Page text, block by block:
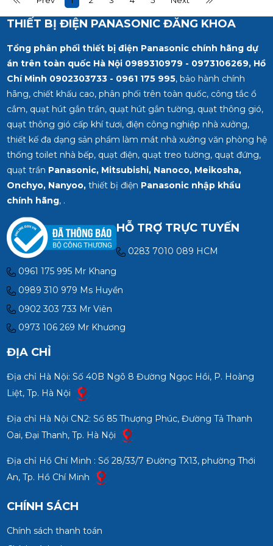
Màu ánh sáng: Ánh sáng
vàng 3000K Chất liệu:
chóa đèn nhựa trong
Góc chiếu: 110°
Chất liệu: Nhôm đúc
đèn thủy tinh trong Kích
thước: L125 x W125 x
H105 (mm) Kích thước
khoét lỗ: Ø103 x H105
(mm) Trọng lượng: 0.97
kg Qui cách đóng gói: 1
cái/hộp
THIẾT BỊ ĐIỆN PANASONIC ĐĂNG KHOA
Tổng phân phối thiết bị điện Panasonic chính hãng dự
án trên toàn quốc Hà Nội 0989310979 - 0973106269, Hồ
Chí Minh 0902303733 - 0961 175 995, bảo hành chính
hãng, chiết khấu cao, phân phối trên toàn quốc, công tắc ổ
cắm, quạt hút gắn trần, quạt hút gắn tường, quạt thông gió,
quạt thông gió cấp khí tươi, điện công nghiệp nhà xưởng,
thiết kế đa dạng sản phẩm làm mát nhà xưởng văn phòng hệ
thống toilet nhà bếp, quạt điện, quạt treo tường, quạt đứng,
quạt trần Panasonic, Mitsubishi, Nanoco, Meikosha,
Onchyo, Nanyoo,thiết bị điện Panasonic nhập khẩu
chính hãng, .
HỖ TRỢ TRỰC TUYẾN
0283 7010 089 HCM
0961 175 995 Mr Khang
0989 310 979 Ms Huyền
0902 303 733 Mr Viên
0973 106 269 Mr Khương
ĐỊA CHỈ
Địa chỉ Hà Nội: Số 40B Ngõ 8 Đường Ngọc Hồi, P. Hoàng
Liệt, Tp. Hà Nội
Địa chỉ Hà Nội CN2: Số 85 Thượng Phúc, Đường Tả Thanh
Oai, Đại Thanh, Tp. Hà Nội
Địa chỉ Hồ Chí Minh : Số 28/33/7 Đường TX13, phường Thới
An, Tp. Hồ Chí Minh
CHÍNH SÁCH
Chính sách thanh toán